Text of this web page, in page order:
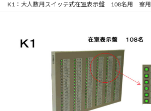
K1：大人数用スイッチ式在室表示盤 108名用 寮用